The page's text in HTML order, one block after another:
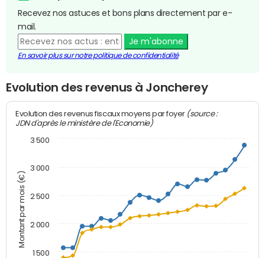
Recevez nos astuces et bons plans directement par e-
mail.
Je m'abonne
En savoir plus sur notre politique de confidentialité
Evolution des revenus à Joncherey
Montant par mois (€)
Evolution des revenus fiscaux moyens par foyer (source :
JDN d'après le ministère de l'Economie)
1 500
2 000
2 500
3 000
3 500